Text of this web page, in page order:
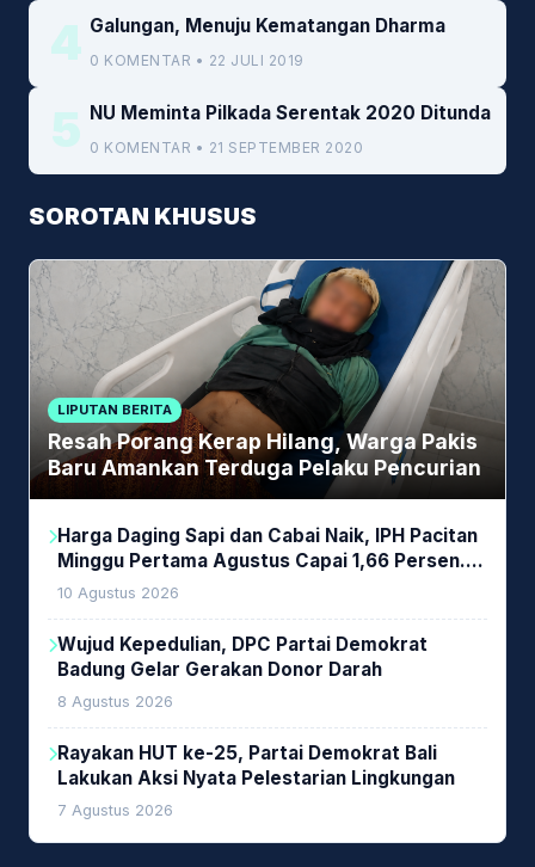
4 Galungan, Menuju Kematangan Dharma
0 KOMENTAR • 22 JULI 2019
5 NU Meminta Pilkada Serentak 2020 Ditunda
0 KOMENTAR • 21 SEPTEMBER 2020
SOROTAN KHUSUS
LIPUTAN BERITA
Resah Porang Kerap Hilang, Warga Pakis
Baru Amankan Terduga Pelaku Pencurian
Harga Daging Sapi dan Cabai Naik, IPH Pacitan
Minggu Pertama Agustus Capai 1,66 Persen.
Ini Penjelasan Kabag Ayub
10 Agustus 2026
Wujud Kepedulian, DPC Partai Demokrat
Badung Gelar Gerakan Donor Darah
8 Agustus 2026
Rayakan HUT ke-25, Partai Demokrat Bali
Lakukan Aksi Nyata Pelestarian Lingkungan
7 Agustus 2026